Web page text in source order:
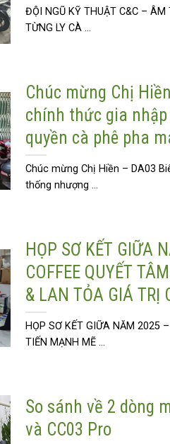
ĐỘI NGŨ KỸ THUẬT C&C – ÂM
TỪNG LY CÀ ...
Chúc mừng Chị
chính thức gia
quyền cà phê pha
Chúc mừng Chị Hiền – DA03
thống nhượng ...
HỌP SƠ KẾT GIỮA
COFFEE QUYẾT
& LAN TỎA GIÁ TRỊ
HỌP SƠ KẾT GIỮA NĂM 2025 –
TIẾN MẠNH MẼ ...
So sánh về 2 dòng
và CC03 Pro